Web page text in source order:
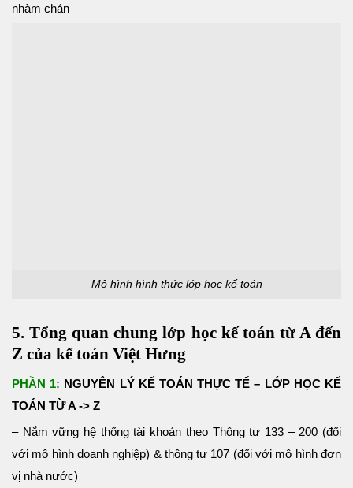
nhàm chán
Mô hình hình thức lớp học kế toán
5. Tổng quan chung lớp học kế toán từ A đến
Z của kế toán Việt Hưng
PHẦN 1: NGUYÊN LÝ KẾ TOÁN THỰC TẾ – LỚP HỌC KẾ
TOÁN TỪ A -> Z
– Nắm vững hệ thống tài khoản theo Thông tư 133 – 200 (đối
với mô hình doanh nghiệp) & thông tư 107 (đối với mô hình đơn
vị nhà nước)